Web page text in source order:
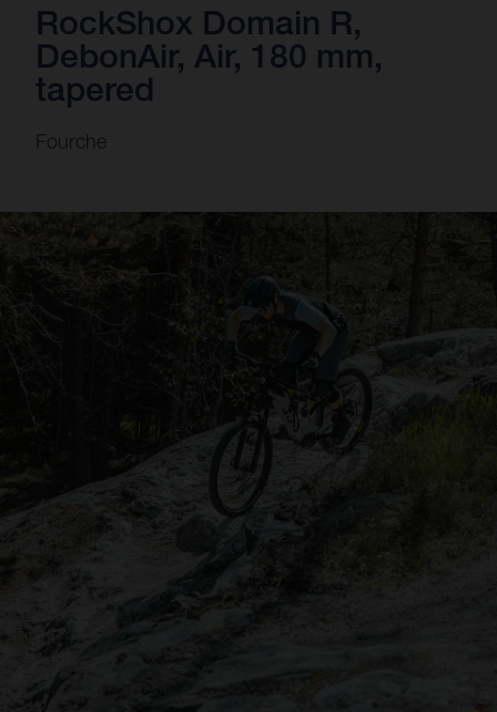
RockShox Domain R,
DebonAir, Air, 180 mm,
tapered
Fourche